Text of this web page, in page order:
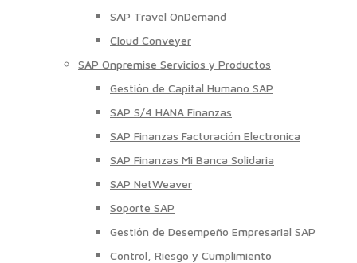
SAP Travel OnDemand
Cloud Conveyer
SAP Onpremise Servicios y Productos
Gestión de Capital Humano SAP
SAP S/4 HANA Finanzas
SAP Finanzas Facturación Electronica
SAP Finanzas Mi Banca Solidaria
SAP NetWeaver
Soporte SAP
Gestión de Desempeño Empresarial SAP
Control, Riesgo y Cumplimiento